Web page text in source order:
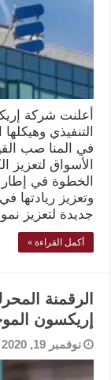
أعلنت شركة
التنفيذي
في المنا صب
الأسواق لتعزيز
الخطوة في إطار
وتعزيز ريادتها
جديدة لتعزيز
أكمل القراءة »
الرقمنة
إريكسون
نوفمبر 19, 2020